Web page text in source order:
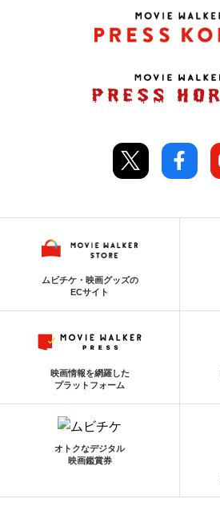
ムビチケ・映画グッズの
ECサイト
映画情報を網羅した
プラットフォーム
オトクなデジタル
映画鑑賞券